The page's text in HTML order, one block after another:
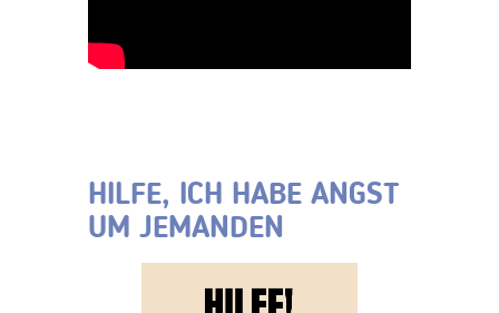
HILFE, ICH HABE ANGST
UM JEMANDEN